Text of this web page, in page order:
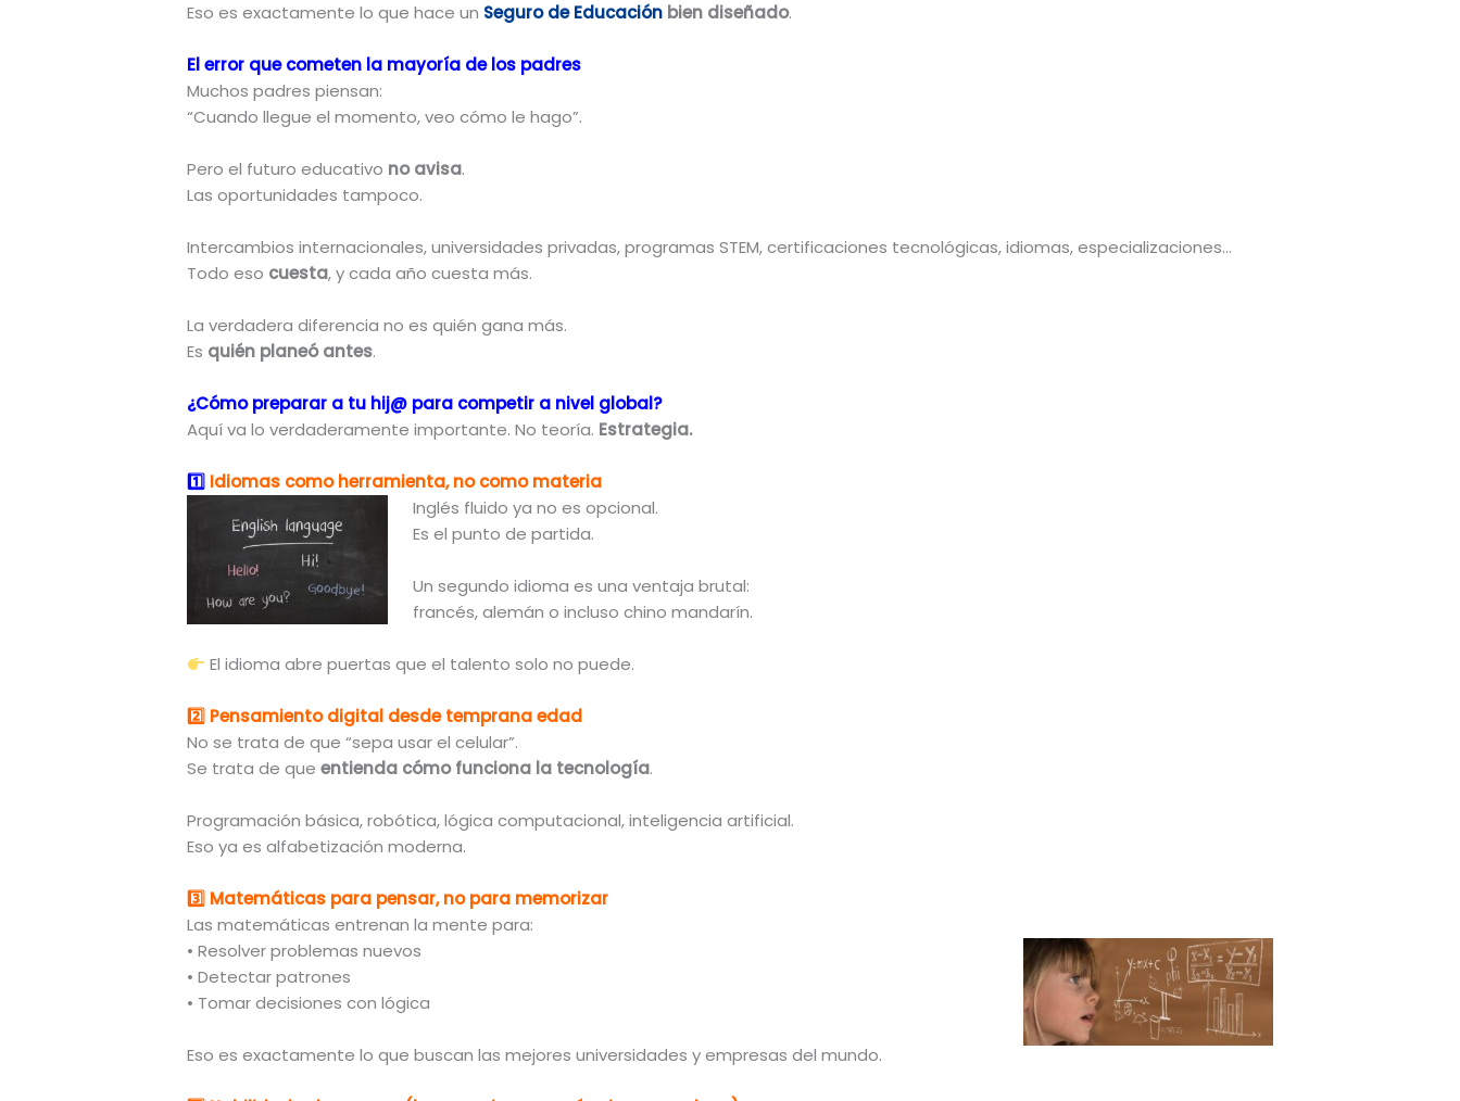
Eso es exactamente lo que hace un Seguro de Educación bien diseñado.
El error que cometen la mayoría de los padres
Muchos padres piensan:
“Cuando llegue el momento, veo cómo le hago”.
Pero el futuro educativo no avisa.
Las oportunidades tampoco.
Intercambios internacionales, universidades privadas, programas STEM, certificaciones tecnológicas, idiomas, especializaciones…
Todo eso cuesta, y cada año cuesta más.
La verdadera diferencia no es quién gana más.
Es quién planeó antes.
¿Cómo preparar a tu hij@ para competir a nivel global?
Aquí va lo verdaderamente importante. No teoría. Estrategia.
1️ Idiomas como herramienta, no como materia
Inglés fluido ya no es opcional.
Es el punto de partida.
Un segundo idioma es una ventaja brutal:
francés, alemán o incluso chino mandarín.
El idioma abre puertas que el talento solo no puede.
2️ Pensamiento digital desde temprana edad
No se trata de que “sepa usar el celular”.
Se trata de queentienda cómo funciona la tecnología.
Programación básica, robótica, lógica computacional, inteligencia artificial.
Eso ya es alfabetización moderna.
3️ Matemáticas para pensar, no para memorizar
Las matemáticas entrenan la mente para:
• Resolver problemas nuevos
• Detectar patrones
• Tomar decisiones con lógica
Eso es exactamente lo que buscan las mejores universidades y empresas del mundo.